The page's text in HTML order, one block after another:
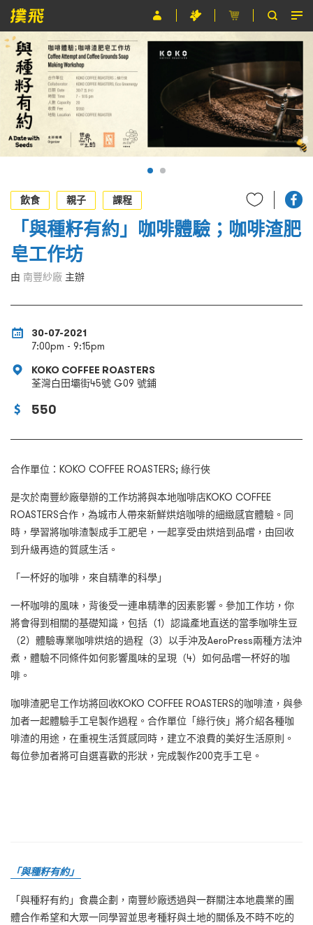
節目
主辦單位
關於撲飛
條款及細則
飲食
親子 課程
「與種籽有約」咖啡體驗；咖啡渣肥
皂工作坊
由 南豐紗廠 主辦
30-07-2021
7:00pm - 9:15pm
KOKO COFFEE ROASTERS
荃灣白田壩街45號 G09 號鋪
550
合作單位：KOKO COFFEE ROASTERS; 綠行俠
是次於南豐紗廠舉辦的工作坊將與本地咖啡店KOKO COFFEE
ROASTERS合作，為城市人帶來新鮮烘焙咖啡的細緻感官體驗。同
時，學習將咖啡渣製成手工肥皂，一起享受由烘焙到品嚐，由回收
到升級再造的質感生活。
「一杯好的咖啡，來自精準的科學」
一杯咖啡的風味，背後受一連串精準的因素影響。參加工作坊，你
將會得到相關的基礎知識，包括（1）認識產地直送的當季咖啡生豆
（2）體驗專業咖啡烘焙的過程（3）以手沖及AeroPress兩種方法沖
煮，體驗不同條件如何影響風味的呈現（4）如何品嚐一杯好的咖
啡。
咖啡渣肥皂工作坊將回收KOKO COFFEE ROASTERS的咖啡渣，與參
加者一起體驗手工皂製作過程。合作單位「綠行俠」將介紹各種咖
啡渣的用途，在重視生活質感同時，建立不浪費的美好生活原則。
每位參加者將可自選喜歡的形狀，完成製作200克手工皂。
「與種籽有約」
「與種籽有約」食農企劃，南豐紗廠透過與一群關注本地農業的團
體合作希望和大眾一同學習並思考種籽與土地的關係及不時不吃的